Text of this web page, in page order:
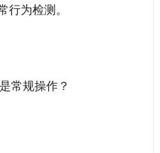
为检测。
常规操作？